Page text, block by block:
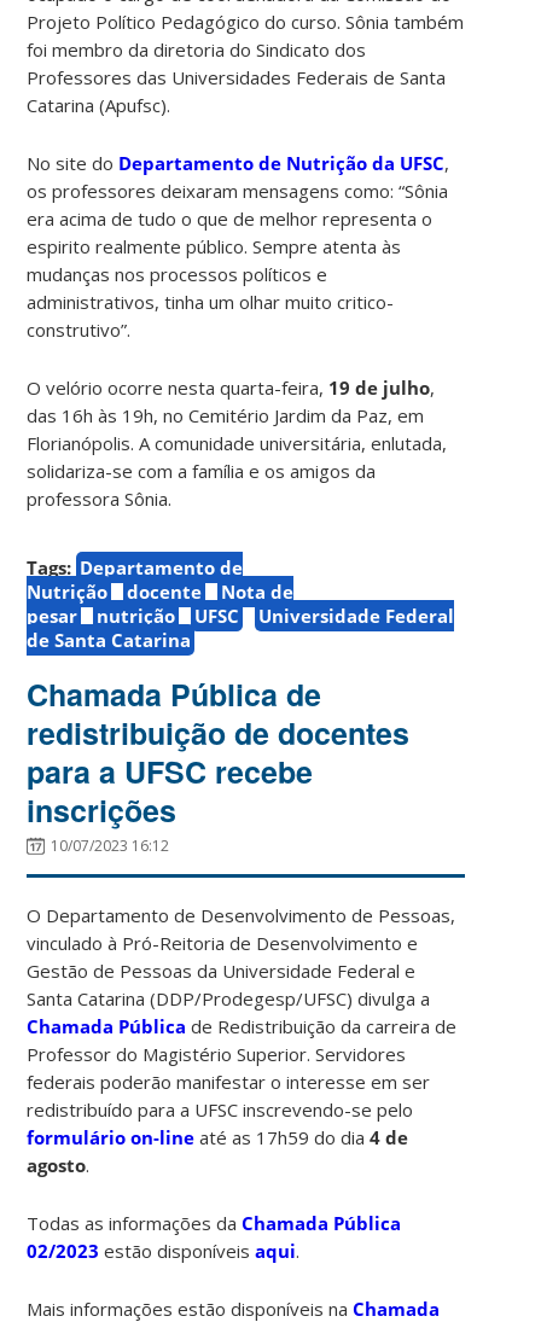
Projeto Político Pedagógico do curso. Sônia também
foi membro da diretoria do Sindicato dos
Professores das Universidades Federais de Santa
Catarina (Apufsc).
No site do Departamento de Nutrição da UFSC,
os professores deixaram mensagens como: “Sônia
era acima de tudo o que de melhor representa o
espirito realmente público. Sempre atenta às
mudanças nos processos políticos e
administrativos, tinha um olhar muito critico-
construtivo”.
O velório ocorre nesta quarta-feira, 19 de julho,
das 16h às 19h, no Cemitério Jardim da Paz, em
Florianópolis. A comunidade universitária, enlutada,
solidariza-se com a família e os amigos da
professora Sônia.
Tags: Departamento de
Nutrição
docente
Nota de
pesar
nutrição UFSC
Universidade Federal
de Santa Catarina
Chamada Pública de
redistribuição de docentes
para a UFSC recebe
inscrições
10/07/2023 16:12
O Departamento de Desenvolvimento de Pessoas,
vinculado à Pró-Reitoria de Desenvolvimento e
Gestão de Pessoas da Universidade Federal e
Santa Catarina (DDP/Prodegesp/UFSC) divulga a
Chamada Pública de Redistribuição da carreira de
Professor do Magistério Superior. Servidores
federais poderão manifestar o interesse em ser
redistribuído para a UFSC inscrevendo-se pelo
formulário on-line até as 17h59 do dia4 de
agosto.
Todas as informações daChamada Pública
02/2023 estão disponíveisaqui.
Mais informações estão disponíveis naChamada